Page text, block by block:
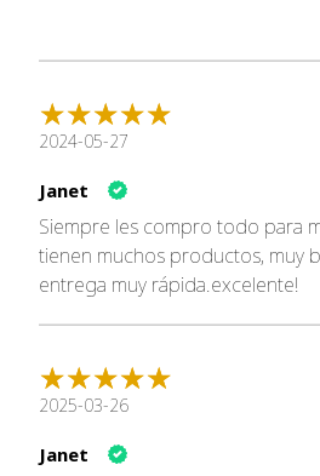
nuevo alimento durante 7 días o
2024-05-27
Janet
Siempre les compro todo para
tienen muchos productos, muy
entrega muy rápida.excelente!
2025-03-26
Janet